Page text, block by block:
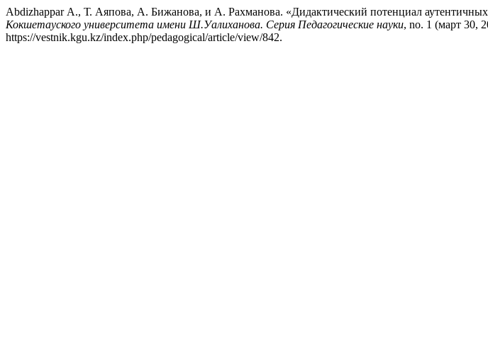
Abdizhappar А., Т. Аяпова, А. Бижанова, и А. Рахманова. «Дидактический потенциал
Кокшетауского университета имени Ш.Уалиханова. Серия Педагогические науки, no. 1 (март 30,
https://vestnik.kgu.kz/index.php/pedagogical/article/view/842.